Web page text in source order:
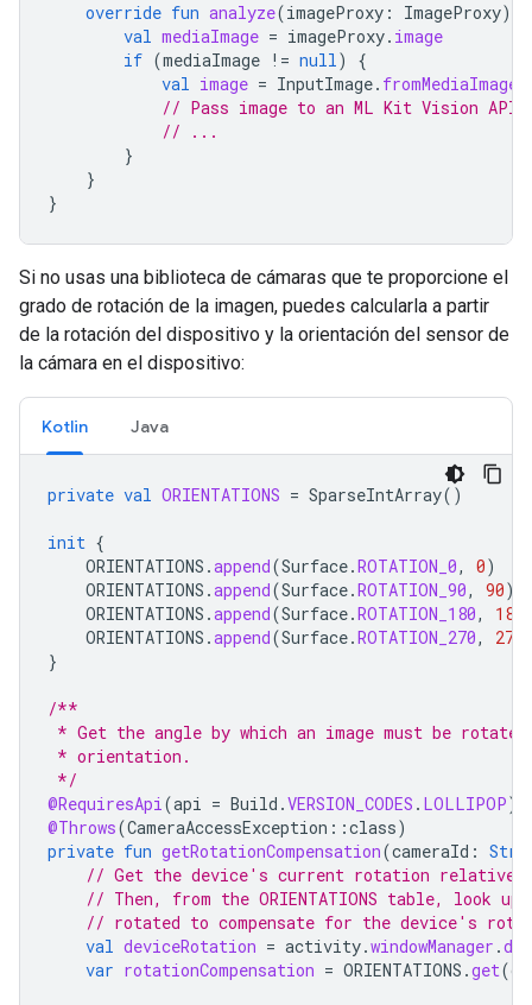
override fun analyze(imageProxy : ImageProxy)
val mediaImage = imageProxy. image
if (mediaImage != null)
{
val image = InputImage. fromMediaImage
// Pass image to an ML Kit Vision API
// ...
}
}
}
Si no usas una biblioteca de cámaras que te proporcione el
grado de rotación de la imagen, puedes calcularla a partir
de la rotación del dispositivo y la orientación del sensor de
la cámara en el dispositivo:
Kotlin Java
private val ORIENTATIONS = SparseIntArray()
init {
ORIENTATIONS .append(Surface.ROTATION_0, 0)
ORIENTATIONS .append(Surface.ROTATION_90, 90)
ORIENTATIONS .append(Surface.ROTATION_180, 180
ORIENTATIONS .append(Surface.ROTATION_270, 270
}
/**
* Get the angle by which an image must be
* orientation.
*/
@RequiresApi(api = Build .VERSION_CODES . LOLLIPOP)
@Throws(CameraAccessException ::class)
private fun getRotationCompensation(cameraId :
// Get the device's current rotation
// Then, from the ORIENTATIONS table, look
// rotated to compensate for the device's
val deviceRotation = activity.windowManager .
var rotationCompensation = ORIENTATIONS .get(